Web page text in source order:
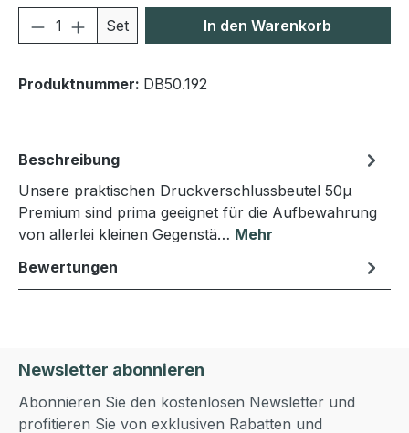
Produkt Anzahl: Gib den
Set In den Warenkorb
Produktnummer: DB50.192
Beschreibung
Unsere praktischen Druckverschlussbeutel 50μ
Premium sind prima geeignet für die Aufbewahrung
von allerlei kleinen Gegenstä… Mehr
Bewertungen
Newsletter abonnieren
Abonnieren Sie den kostenlosen Newsletter und
profitieren Sie von exklusiven Rabatten und